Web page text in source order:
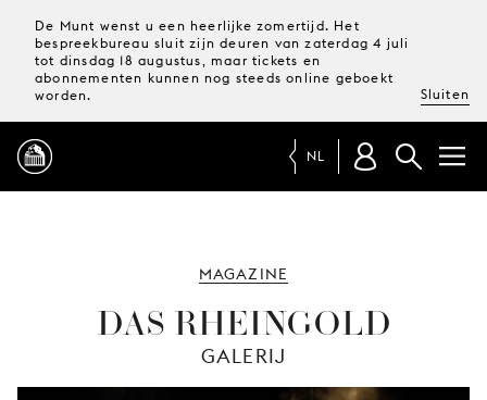
De Munt wenst u een heerlijke zomertijd. Het
bespreekbureau sluit zijn deuren van zaterdag 4 juli
tot dinsdag 18 augustus, maar tickets en
abonnementen kunnen nog steeds online geboekt
worden.
Sluiten
NL
MAGAZINE
DAS RHEINGOLD
GALERIJ